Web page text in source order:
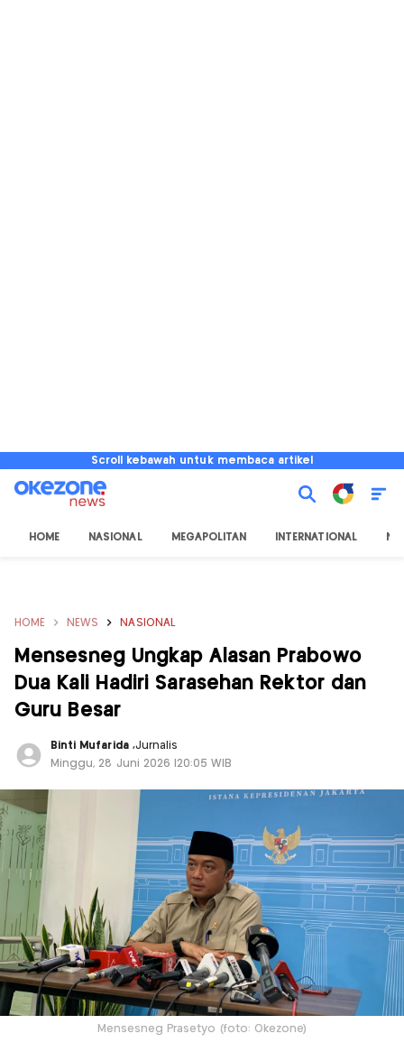
Scroll kebawah untuk membaca artikel
HOME NASIONAL MEGAPOLITAN INTERNATIONAL
HOME NEWS NASIONAL
Mensesneg Ungkap Alasan Prabowo
Dua Kali Hadiri Sarasehan Rektor dan
Guru Besar
Binti Mufarida ,Jurnalis
Minggu, 28 Juni 2026 |20:05 WIB
Mensesneg Prasetyo (foto: Okezone)